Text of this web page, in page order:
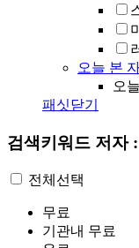
오늘 본
오
패싯닫기
검색키워드 저자
전체선택
무료
기관내 무료